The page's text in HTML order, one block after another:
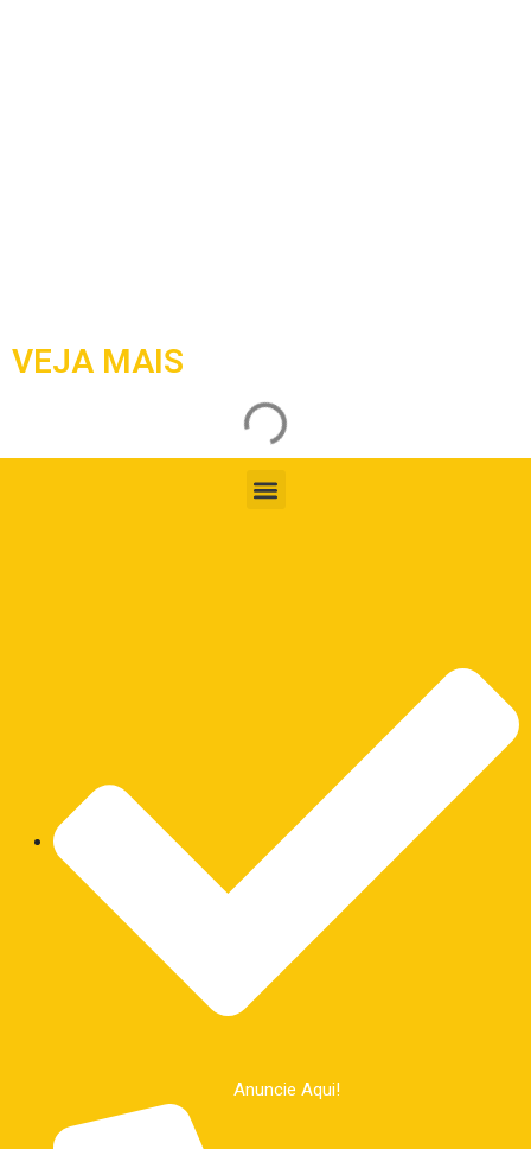
VEJA MAIS
Anuncie Aqui!